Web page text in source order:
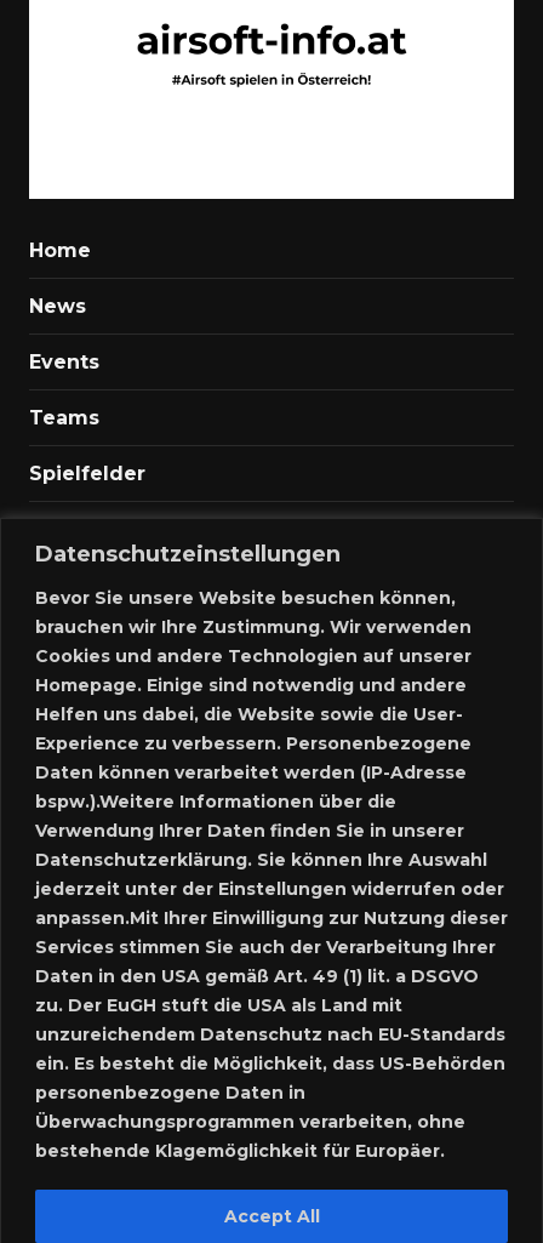
Datenschutzeinstellungen
Bevor Sie unsere Website besuchen können,
brauchen wir Ihre Zustimmung. Wir verwenden
Cookies und andere Technologien auf unserer
Homepage. Einige sind notwendig und andere
Helfen uns dabei, die Website sowie die User-
Experience zu verbessern. Personenbezogene
Daten können verarbeitet werden (IP-Adresse
bspw.).Weitere Informationen über die
Verwendung Ihrer Daten finden Sie in unserer
Datenschutzerklärung. Sie können Ihre Auswahl
jederzeit unter der Einstellungen widerrufen oder
anpassen.Mit Ihrer Einwilligung zur Nutzung dieser
Services stimmen Sie auch der Verarbeitung Ihrer
Daten in den USA gemäß Art. 49 (1) lit. a DSGVO
zu. Der EuGH stuft die USA als Land mit
unzureichendem Datenschutz nach EU-Standards
ein. Es besteht die Möglichkeit, dass US-Behörden
personenbezogene Daten in
Überwachungsprogrammen verarbeiten, ohne
bestehende Klagemöglichkeit für Europäer.
Accept All
Home
News
Events
Teams
Spielfelder
Kontakt
Anmelden
Meine Inserate
Neues Inserat schalten
Marktplatz – Registrierung
SUCHE
SPRACHE: